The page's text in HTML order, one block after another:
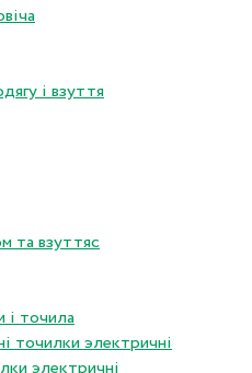
і взуття
та взуттяс
і точила
точилки электричнi